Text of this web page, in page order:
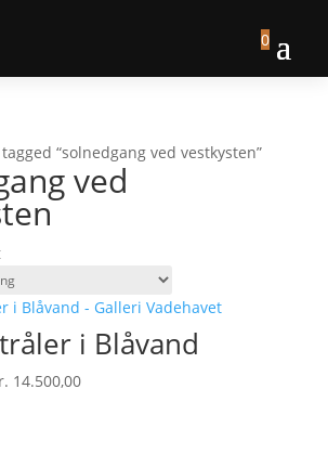
0
“solnedgang ved vestkysten”
ved
i Blåvand
14.500,00Prisinterval: